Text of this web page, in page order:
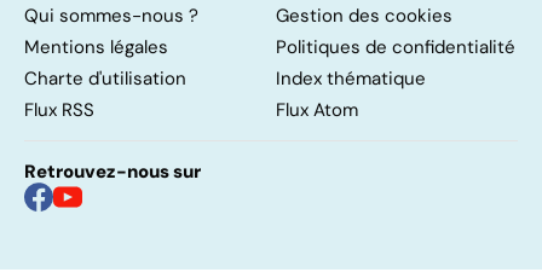
Qui sommes-nous ?
Gestion des cookies
Mentions légales
Politiques de confidentialité
Charte d'utilisation
Index thématique
Flux RSS
Flux Atom
Retrouvez-nous sur